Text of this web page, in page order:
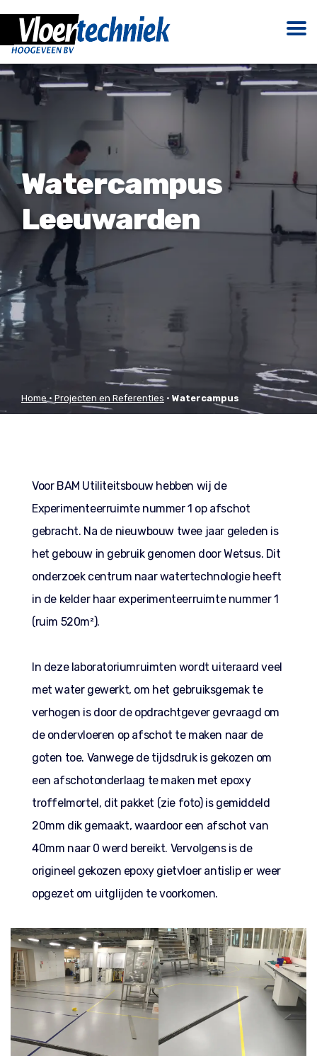
Watercampus
Leeuwarden
Home• Projecten en Referenties • Watercampus
Voor BAM Utiliteitsbouw hebben wij de
Experimenteerruimte nummer 1 op afschot
gebracht. Na de nieuwbouw twee jaar geleden is
het gebouw in gebruik genomen door Wetsus. Dit
onderzoek centrum naar watertechnologie heeft
in de kelder haar experimenteerruimte nummer 1
(ruim 520m²).
In deze laboratoriumruimten wordt uiteraard veel
met water gewerkt, om het gebruiksgemak te
verhogen is door de opdrachtgever gevraagd om
de ondervloeren op afschot te maken naar de
goten toe. Vanwege de tijdsdruk is gekozen om
een afschotonderlaag te maken met epoxy
troffelmortel, dit pakket (zie foto) is gemiddeld
20mm dik gemaakt, waardoor een afschot van
40mm naar 0 werd bereikt. Vervolgens is de
origineel gekozen epoxy gietvloer antislip er weer
opgezet om uitglijden te voorkomen.